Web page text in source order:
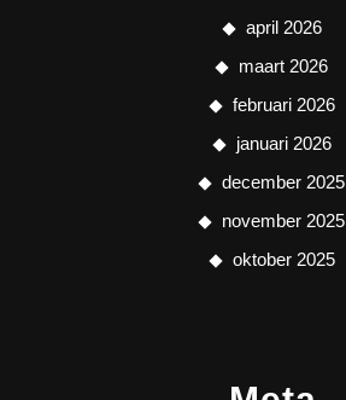
april 2026
maart 2026
februari 2026
januari 2026
december 2025
november 2025
oktober 2025